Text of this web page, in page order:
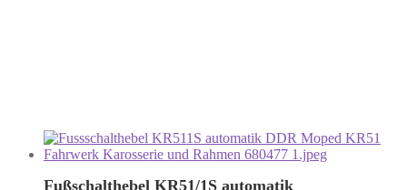
Fußschalthebel KR51/1S automatik